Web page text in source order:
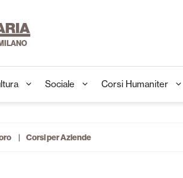
Sociale Corsi Humaniter
Corsi per Aziende